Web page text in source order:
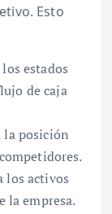
Esto
estados
de caja
posición
los activos
la empresa.